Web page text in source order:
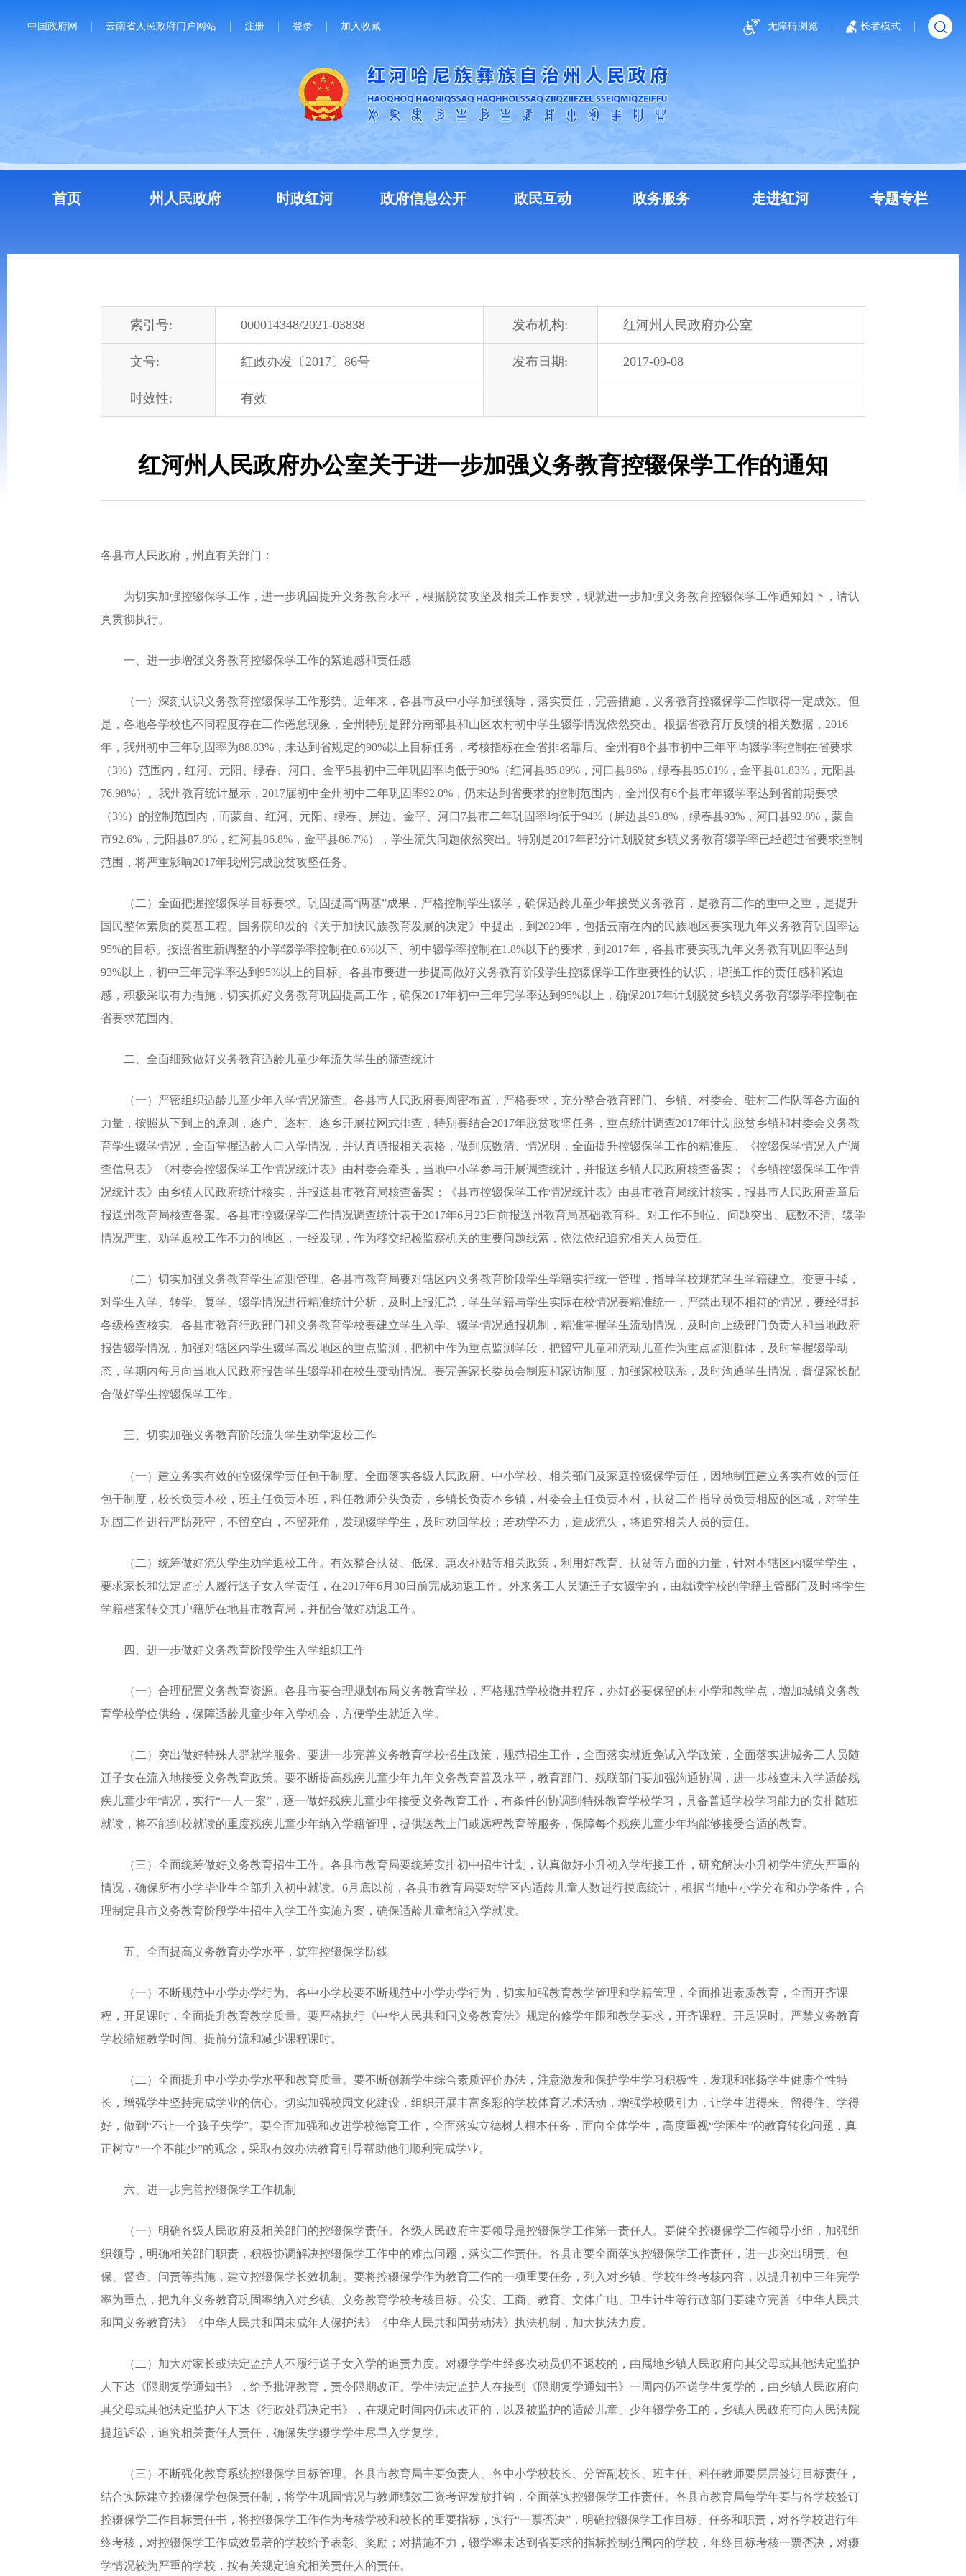
中国政府网 云南省人民政府门户网站 注册 登录 加入收藏 无障碍浏览 长者模式
首页 州人民政府 时政红河 政府信息公开 政民互动 政务服务 走进红河 专题专栏
索引号: 000014348/2021-03838 发布机构: 红河州人民政府办公室
文号: 红政办发〔2017〕86号 发布日期: 2017-09-08
时效性: 有效
红河州人民政府办公室关于进一步加强义务教育控辍保学工作的通知
各县市人民政府，州直有关部门：
为切实加强控辍保学工作，进一步巩固提升义务教育水平，根据脱贫攻坚及相关工作要求，现就进一步加强义务教育控辍保学工作通知如下，请认
真贯彻执行。
一、进一步增强义务教育控辍保学工作的紧迫感和责任感
（一）深刻认识义务教育控辍保学工作形势。近年来，各县市及中小学加强领导，落实责任，完善措施，义务教育控辍保学工作取得一定成效。但
是，各地各学校也不同程度存在工作倦怠现象，全州特别是部分南部县和山区农村初中学生辍学情况依然突出。根据省教育厅反馈的相关数据，2016
年，我州初中三年巩固率为88.83%，未达到省规定的90%以上目标任务，考核指标在全省排名靠后。全州有8个县市初中三年平均辍学率控制在省要求
（3%）范围内，红河、元阳、绿春、河口、金平5县初中三年巩固率均低于90%（红河县85.89%，河口县86%，绿春县85.01%，金平县81.83%，元阳县
76.98%）。我州教育统计显示，2017届初中全州初中二年巩固率92.0%，仍未达到省要求的控制范围内，全州仅有6个县市年辍学率达到省前期要求
（3%）的控制范围内，而蒙自、红河、元阳、绿春、屏边、金平、河口7县市二年巩固率均低于94%（屏边县93.8%，绿春县93%，河口县92.8%，蒙自
市92.6%，元阳县87.8%，红河县86.8%，金平县86.7%），学生流失问题依然突出。特别是2017年部分计划脱贫乡镇义务教育辍学率已经超过省要求控制
范围，将严重影响2017年我州完成脱贫攻坚任务。
（二）全面把握控辍保学目标要求。巩固提高“两基”成果，严格控制学生辍学，确保适龄儿童少年接受义务教育，是教育工作的重中之重，是提升
国民整体素质的奠基工程。国务院印发的《关于加快民族教育发展的决定》中提出，到2020年，包括云南在内的民族地区要实现九年义务教育巩固率达
95%的目标。按照省重新调整的小学辍学率控制在0.6%以下、初中辍学率控制在1.8%以下的要求，到2017年，各县市要实现九年义务教育巩固率达到
93%以上，初中三年完学率达到95%以上的目标。各县市要进一步提高做好义务教育阶段学生控辍保学工作重要性的认识，增强工作的责任感和紧迫
感，积极采取有力措施，切实抓好义务教育巩固提高工作，确保2017年初中三年完学率达到95%以上，确保2017年计划脱贫乡镇义务教育辍学率控制在
省要求范围内。
二、全面细致做好义务教育适龄儿童少年流失学生的筛查统计
（一）严密组织适龄儿童少年入学情况筛查。各县市人民政府要周密布置，严格要求，充分整合教育部门、乡镇、村委会、驻村工作队等各方面的
力量，按照从下到上的原则，逐户、逐村、逐乡开展拉网式排查，特别要结合2017年脱贫攻坚任务，重点统计调查2017年计划脱贫乡镇和村委会义务教
育学生辍学情况，全面掌握适龄人口入学情况，并认真填报相关表格，做到底数清、情况明，全面提升控辍保学工作的精准度。《控辍保学情况入户调
查信息表》《村委会控辍保学工作情况统计表》由村委会牵头，当地中小学参与开展调查统计，并报送乡镇人民政府核查备案；《乡镇控辍保学工作情
况统计表》由乡镇人民政府统计核实，并报送县市教育局核查备案；《县市控辍保学工作情况统计表》由县市教育局统计核实，报县市人民政府盖章后
报送州教育局核查备案。各县市控辍保学工作情况调查统计表于2017年6月23日前报送州教育局基础教育科。对工作不到位、问题突出、底数不清、辍学
情况严重、劝学返校工作不力的地区，一经发现，作为移交纪检监察机关的重要问题线索，依法依纪追究相关人员责任。
（二）切实加强义务教育学生监测管理。各县市教育局要对辖区内义务教育阶段学生学籍实行统一管理，指导学校规范学生学籍建立、变更手续，
对学生入学、转学、复学、辍学情况进行精准统计分析，及时上报汇总，学生学籍与学生实际在校情况要精准统一，严禁出现不相符的情况，要经得起
各级检查核实。各县市教育行政部门和义务教育学校要建立学生入学、辍学情况通报机制，精准掌握学生流动情况，及时向上级部门负责人和当地政府
报告辍学情况，加强对辖区内学生辍学高发地区的重点监测，把初中作为重点监测学段，把留守儿童和流动儿童作为重点监测群体，及时掌握辍学动
态，学期内每月向当地人民政府报告学生辍学和在校生变动情况。要完善家长委员会制度和家访制度，加强家校联系，及时沟通学生情况，督促家长配
合做好学生控辍保学工作。
三、切实加强义务教育阶段流失学生劝学返校工作
（一）建立务实有效的控辍保学责任包干制度。全面落实各级人民政府、中小学校、相关部门及家庭控辍保学责任，因地制宜建立务实有效的责任
包干制度，校长负责本校，班主任负责本班，科任教师分头负责，乡镇长负责本乡镇，村委会主任负责本村，扶贫工作指导员负责相应的区域，对学生
巩固工作进行严防死守，不留空白，不留死角，发现辍学学生，及时劝回学校；若劝学不力，造成流失，将追究相关人员的责任。
（二）统筹做好流失学生劝学返校工作。有效整合扶贫、低保、惠农补贴等相关政策，利用好教育、扶贫等方面的力量，针对本辖区内辍学学生，
要求家长和法定监护人履行送子女入学责任，在2017年6月30日前完成劝返工作。外来务工人员随迁子女辍学的，由就读学校的学籍主管部门及时将学生
学籍档案转交其户籍所在地县市教育局，并配合做好劝返工作。
四、进一步做好义务教育阶段学生入学组织工作
（一）合理配置义务教育资源。各县市要合理规划布局义务教育学校，严格规范学校撤并程序，办好必要保留的村小学和教学点，增加城镇义务教
育学校学位供给，保障适龄儿童少年入学机会，方便学生就近入学。
（二）突出做好特殊人群就学服务。要进一步完善义务教育学校招生政策，规范招生工作，全面落实就近免试入学政策，全面落实进城务工人员随
迁子女在流入地接受义务教育政策。要不断提高残疾儿童少年九年义务教育普及水平，教育部门、残联部门要加强沟通协调，进一步核查未入学适龄残
疾儿童少年情况，实行“一人一案”，逐一做好残疾儿童少年接受义务教育工作，有条件的协调到特殊教育学校学习，具备普通学校学习能力的安排随班
就读，将不能到校就读的重度残疾儿童少年纳入学籍管理，提供送教上门或远程教育等服务，保障每个残疾儿童少年均能够接受合适的教育。
（三）全面统筹做好义务教育招生工作。各县市教育局要统筹安排初中招生计划，认真做好小升初入学衔接工作，研究解决小升初学生流失严重的
情况，确保所有小学毕业生全部升入初中就读。6月底以前，各县市教育局要对辖区内适龄儿童人数进行摸底统计，根据当地中小学分布和办学条件，合
理制定县市义务教育阶段学生招生入学工作实施方案，确保适龄儿童都能入学就读。
五、全面提高义务教育办学水平，筑牢控辍保学防线
（一）不断规范中小学办学行为。各中小学校要不断规范中小学办学行为，切实加强教育教学管理和学籍管理，全面推进素质教育，全面开齐课
程，开足课时，全面提升教育教学质量。要严格执行《中华人民共和国义务教育法》规定的修学年限和教学要求，开齐课程、开足课时。严禁义务教育
学校缩短教学时间、提前分流和减少课程课时。
（二）全面提升中小学办学水平和教育质量。要不断创新学生综合素质评价办法，注意激发和保护学生学习积极性，发现和张扬学生健康个性特
长，增强学生坚持完成学业的信心。切实加强校园文化建设，组织开展丰富多彩的学校体育艺术活动，增强学校吸引力，让学生进得来、留得住、学得
好，做到“不让一个孩子失学”。要全面加强和改进学校德育工作，全面落实立德树人根本任务，面向全体学生，高度重视“学困生”的教育转化问题，真
正树立“一个不能少”的观念，采取有效办法教育引导帮助他们顺利完成学业。
六、进一步完善控辍保学工作机制
（一）明确各级人民政府及相关部门的控辍保学责任。各级人民政府主要领导是控辍保学工作第一责任人。要健全控辍保学工作领导小组，加强组
织领导，明确相关部门职责，积极协调解决控辍保学工作中的难点问题，落实工作责任。各县市要全面落实控辍保学工作责任，进一步突出明责、包
保、督查、问责等措施，建立控辍保学长效机制。要将控辍保学作为教育工作的一项重要任务，列入对乡镇、学校年终考核内容，以提升初中三年完学
率为重点，把九年义务教育巩固率纳入对乡镇、义务教育学校考核目标。公安、工商、教育、文体广电、卫生计生等行政部门要建立完善《中华人民共
和国义务教育法》《中华人民共和国未成年人保护法》《中华人民共和国劳动法》执法机制，加大执法力度。
（二）加大对家长或法定监护人不履行送子女入学的追责力度。对辍学学生经多次动员仍不返校的，由属地乡镇人民政府向其父母或其他法定监护
人下达《限期复学通知书》，给予批评教育，责令限期改正。学生法定监护人在接到《限期复学通知书》一周内仍不送学生复学的，由乡镇人民政府向
其父母或其他法定监护人下达《行政处罚决定书》，在规定时间内仍未改正的，以及被监护的适龄儿童、少年辍学务工的，乡镇人民政府可向人民法院
提起诉讼，追究相关责任人责任，确保失学辍学学生尽早入学复学。
（三）不断强化教育系统控辍保学目标管理。各县市教育局主要负责人、各中小学校校长、分管副校长、班主任、科任教师要层层签订目标责任，
结合实际建立控辍保学包保责任制，将学生巩固情况与教师绩效工资考评发放挂钩，全面落实控辍保学工作责任。各县市教育局每学年要与各学校签订
控辍保学工作目标责任书，将控辍保学工作作为考核学校和校长的重要指标，实行“一票否决”，明确控辍保学工作目标、任务和职责，对各学校进行年
终考核，对控辍保学工作成效显著的学校给予表彰、奖励；对措施不力，辍学率未达到省要求的指标控制范围内的学校，年终目标考核一票否决，对辍
学情况较为严重的学校，按有关规定追究相关责任人的责任。